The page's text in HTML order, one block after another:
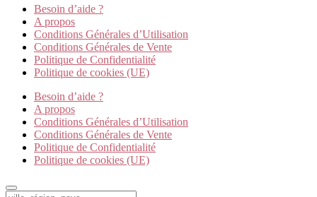
Besoin d’aide ?
A propos
Conditions Générales d’Utilisation
Conditions Générales de Vente
Politique de Confidentialité
Politique de cookies (UE)
Besoin d’aide ?
A propos
Conditions Générales d’Utilisation
Conditions Générales de Vente
Politique de Confidentialité
Politique de cookies (UE)